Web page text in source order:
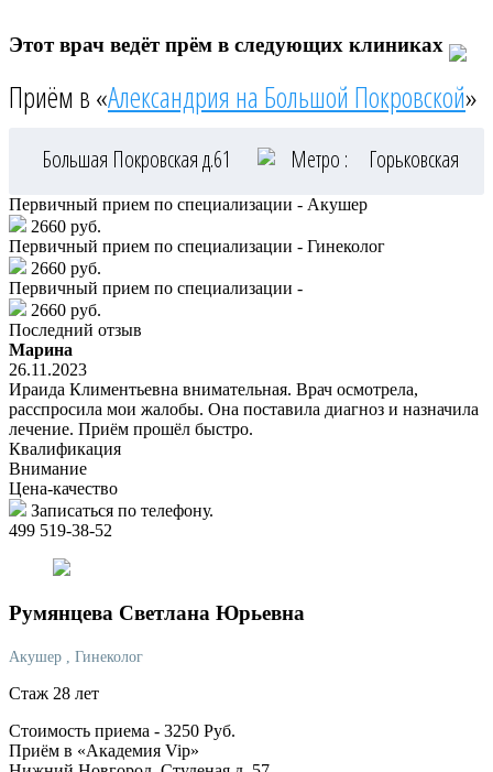
Этот врач ведёт прём в следующих клиниках
Приём в «Александрия на Большой Покровской»
Большая Покровская д.61 Метро : Горьковская
Первичный прием по специализации - Акушер
2660 руб.
Первичный прием по специализации - Гинеколог
2660 руб.
Первичный прием по специализации -
2660 руб.
Последний отзыв
Марина
26.11.2023
Ираида Климентьевна внимательная. Врач осмотрела,
расспросила мои жалобы. Она поставила диагноз и назначила
лечение. Приём прошёл быстро.
Квалификация
Внимание
Цена-качество
Записаться по телефону.
499 519-38-52
Румянцева Светлана Юрьевна
Акушер , Гинеколог
Стаж 28 лет
Стоимость приема - 3250 Руб.
Приём в «Академия Vip»